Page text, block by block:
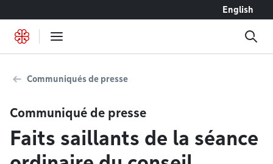
English
Communiqués de presse
Communiqué de presse
Faits saillants de la séance